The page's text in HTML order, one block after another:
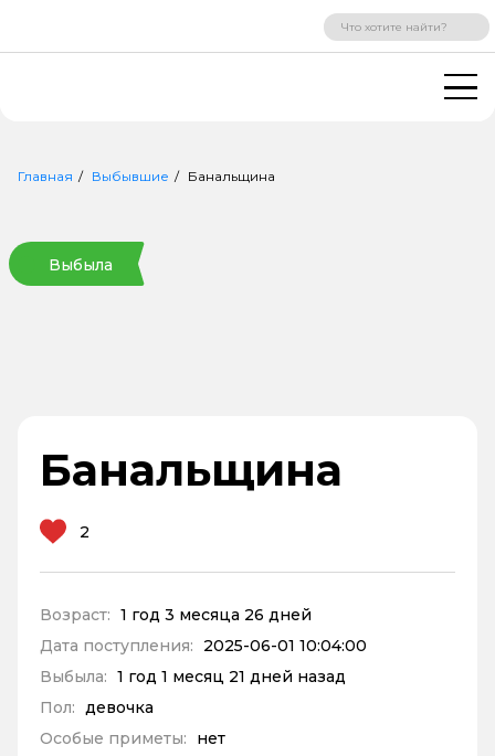
ВХОД РЕГИСТРАЦИЯ
Главная Выбывшие Банальщина
Выбыла
Банальщина
2
Возраст: 1 год 3 месяца 26 дней
Дата поступления:
2025-06-01 10:04:00
Выбыла: 1 год 1 месяц 21 дней назад
Пол: девочка
Особые приметы:
нет